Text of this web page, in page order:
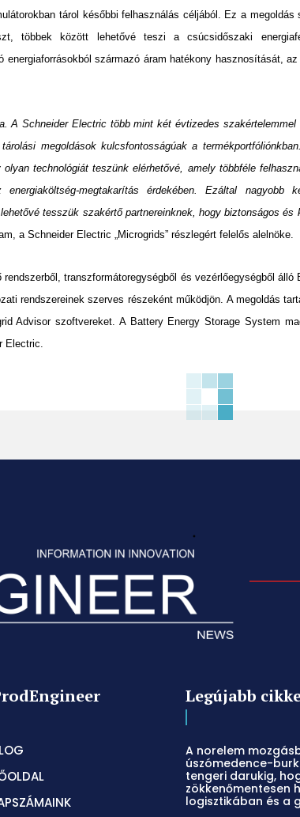
tárol későbbi felhasználás céljából. Ez a megoldás
többek között lehetővé teszi a csúcsidőszaki
származó áram hatékony hasznosítását,
A Schneider Electric több mint két évtizedes szakértelemmel
megoldások kulcsfontosságúak a
technológiát teszünk elérhetővé, amely többféle
megtakarítás érdekében. Ezáltal nagyobb
tesszük szakértő partnereinknek, hogy biztonságos és
a Schneider Electric „Microgrids” részlegért felelős alelnöke.
transzformátoregységből és vezérlőegységből álló
rendszereinek szerves részeként működjön. A megoldás
Advisor szoftvereket. A Battery Energy Storage System
Electric.
Legújabb
A norelem
úszómedence-
tengeri darukig,
zökkenőmentesen
logisztikában és a